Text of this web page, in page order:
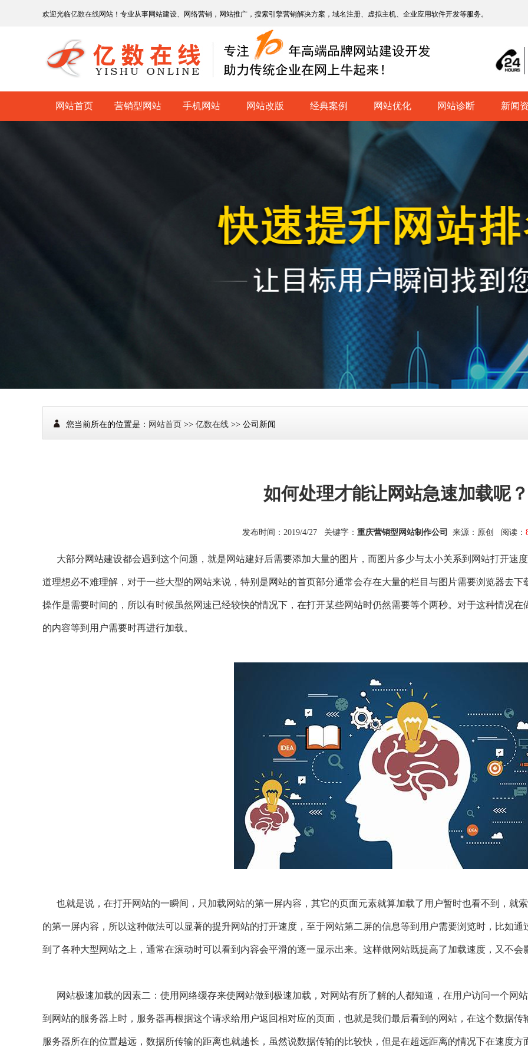
欢迎光临亿数在线网站！专业从事网站建设、网络营销，网站推广，搜索引擎营销解决方案，域名注册、虚拟主机、企业应用软件开发等服务。
网站首页 营销型网站 手机网站 网站改版 经典案例 网站优化 网站诊断 新闻
您当前所在的位置是： 网站首页 >> 亿数在线 >> 公司新闻
如何处理才能让网站急速加载呢？
发布时间：2019/4/27 关键字： 重庆营销型网站制作公司 来源：原创 阅读：
大部分网站建设都会遇到这个问题，就是网站建好后需要添加大量的图片，而图片多少与太小关系到网站打开速
道理想必不难理解，对于一些大型的网站来说，特别是网站的首页部分通常会存在大量的栏目与图片需要浏览器去
操作是需要时间的，所以有时候虽然网速已经较快的情况下，在打开某些网站时仍然需要等个两秒。对于这种情况
的内容等到用户需要时再进行加载。
也就是说，在打开网站的一瞬间，只加载网站的第一屏内容，其它的页面元素就算加载了用户暂时也看不到，就
的第一屏内容，所以这种做法可以显著的提升网站的打开速度，至于网站第二屏的信息等到用户需要浏览时，比如
到了各种大型网站之上，通常在滚动时可以看到内容会平滑的逐一显示出来。这样做网站既提高了加载速度，又不
网站极速加载的因素二：使用网络缓存来使网站做到极速加载，对网站有所了解的人都知道，在用户访问一个网
到网站的服务器上时，服务器再根据这个请求给用户返回相对应的页面，也就是我们最后看到的网站，在这个数据
服务器所在的位置越远，数据所传输的距离也就越长，虽然说数据传输的比较快，但是在超远距离的情况下在速度